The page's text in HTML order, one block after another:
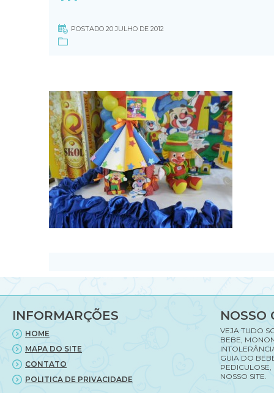
POSTADO 20 JULHO DE 2012
INFORMARÇÕES
HOME
MAPA DO SITE
CONTATO
POLITICA DE PRIVACIDADE
NOSSO
VEJA TUDO
BEBE,
GUIA DO
PEDICULOSE,
NOSSO SITE.